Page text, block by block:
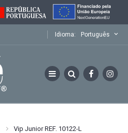
Idioma: Português
Vip Junior REF. 10122-L